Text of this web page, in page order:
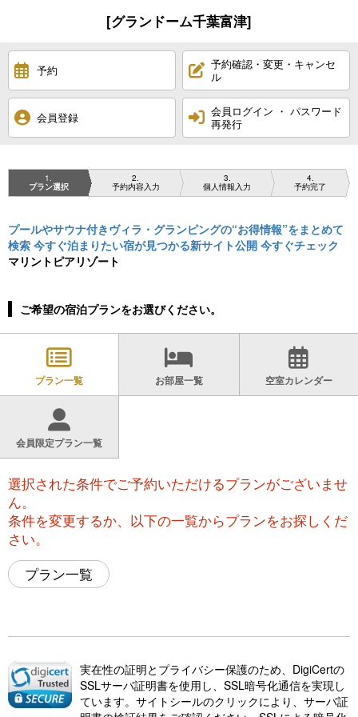
[グランドーム千葉富津]
予約
予約確認・変更・キャンセ
ル
会員登録
会員ログイン ・ パスワード
再発行
1
プラン選択
2
予約内容入力
3
個人情報入力
4
予約完了
プールやサウナ付きヴィラ・グランピングの“お得情報”をまとめて
検索 今すぐ泊まりたい宿が見つかる新サイト公開 今すぐチェック
マリントピアリゾート
ご希望の宿泊プランをお選びください。
プラン一覧 お部屋一覧 空室カレンダー
会員限定プラン一覧
選択された条件でご予約いただけるプランがございませ
ん。
条件を変更するか、以下の一覧からプランをお探しくだ
さい。
プラン一覧
実在性の証明とプライバシー保護のため、DigiCertの
SSLサーバ証明書を使用し、SSL暗号化通信を実現し
ています。サイトシールのクリックにより、サーバ証